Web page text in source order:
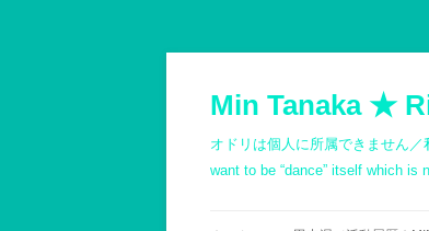
ン
ツ
へ
ス
キ
Min Tanaka ★
オドリは個人に所属できません
want to be “dance” itself which